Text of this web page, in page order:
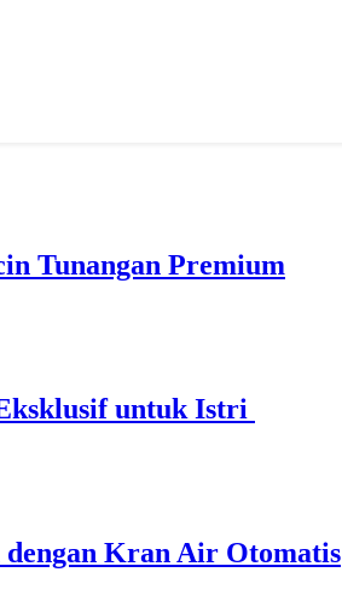
Tunangan Premium
untuk Istri
Kran Air Otomatis